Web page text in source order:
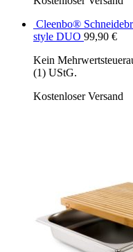
Cleenbo®
style DUO 99,90 €
Kein
(1) UStG.
Kostenloser Versand